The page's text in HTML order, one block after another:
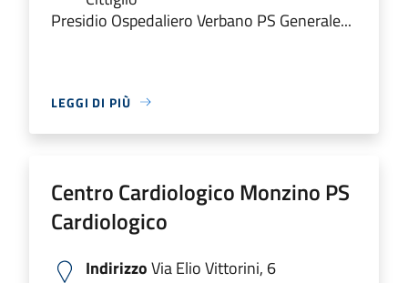
Presidio Ospedaliero Verbano PS Generale...
LEGGI DI PIÙ
Centro Cardiologico Monzino PS
Cardiologico
IndirizzoVia Elio Vittorini, 6